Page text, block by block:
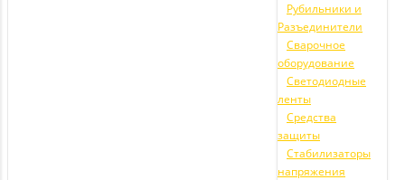
Рубильники и
Разъединители
Сварочное
оборудование
Светодиодные
ленты
Средства
защиты
Стабилизаторы
напряжения